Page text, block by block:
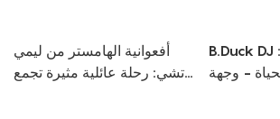
أفعوانية الهامستر من ليمي
تشي: رحلة عائلية مثيرة تجمع
B.Duck DJ الديناميكي:
- وجهة